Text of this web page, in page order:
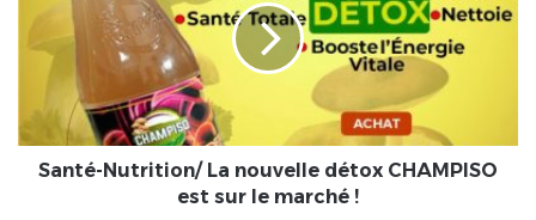
nouvelle
CHAMPISO
le
marché
Santé-Nutrition/ La nouvelle détox CHAMPISO
est sur le marché !